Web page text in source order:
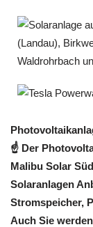
☝️ Der
Malibu Solar
Solaranlagen
Stromspeicher,
Auch Sie